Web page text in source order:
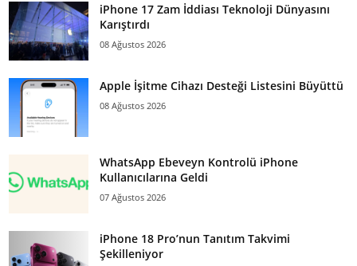
iPhone 17 Zam İddiası Teknoloji Dünyasını
Karıştırdı
08 Ağustos 2026
Apple İşitme Cihazı Desteği Listesini Büyüttü
08 Ağustos 2026
WhatsApp Ebeveyn Kontrolü iPhone
Kullanıcılarına Geldi
07 Ağustos 2026
iPhone 18 Pro’nun Tanıtım Takvimi
Şekilleniyor